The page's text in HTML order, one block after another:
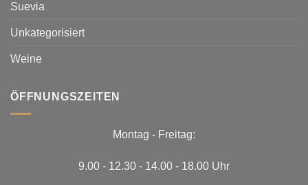
Suevia
Unkategorisiert
Weine
ÖFFNUNGSZEITEN
Montag - Freitag:
9.00 - 12.30 - 14.00 - 18.00 Uhr